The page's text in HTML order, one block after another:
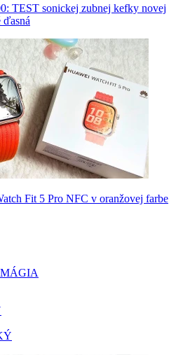
TEST sonickej zubnej kefky novej
ďasná
Fit 5 Pro NFC v oranžovej farbe